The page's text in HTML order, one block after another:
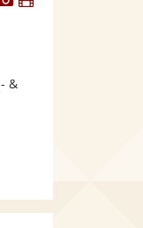
bereit.
&